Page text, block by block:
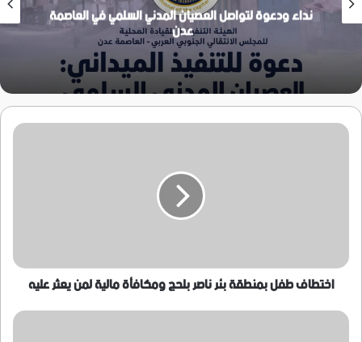
نداء ودعوة لتواصل العصيان المدني السلمي في العاصمة
عدن
اختطاف
لمن
يعثر
عليه
اختطاف طفل بمنطقة بئر ناصر بلحج ومكافأة مالية لمن يعثر عليه
أمطار